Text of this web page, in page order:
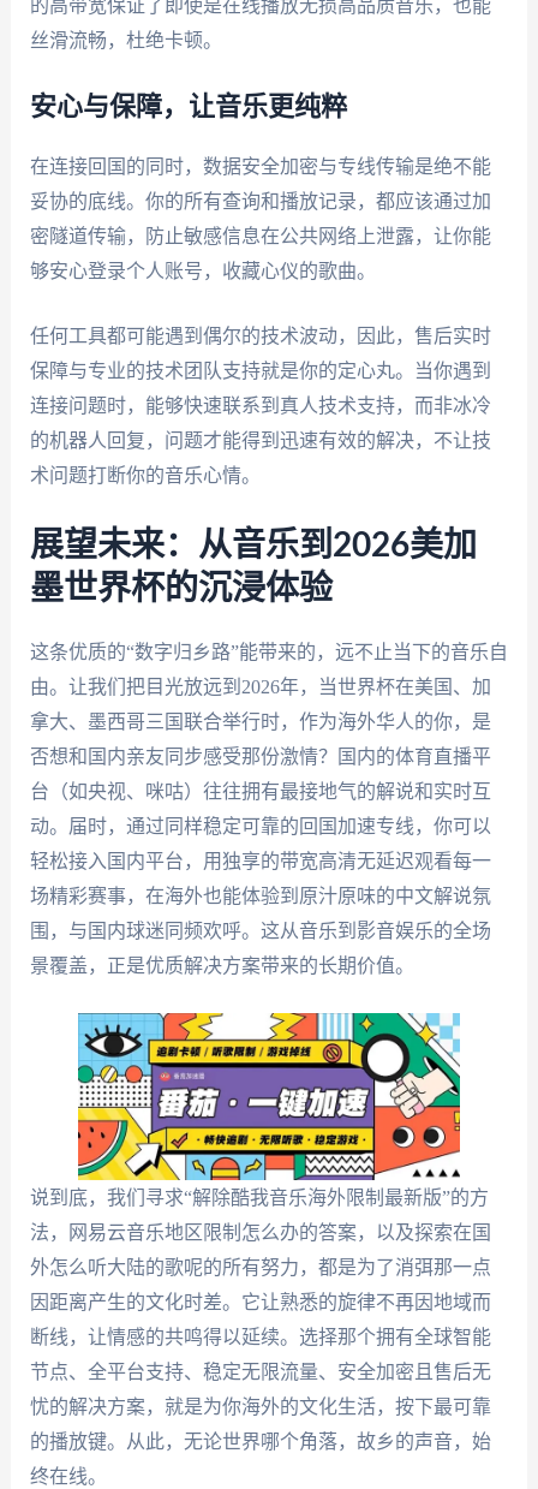
的高带宽保证了即使是在线播放无损高品质音乐，也能
丝滑流畅，杜绝卡顿。
安心与保障，让音乐更纯粹
在连接回国的同时，数据安全加密与专线传输是绝不能
妥协的底线。你的所有查询和播放记录，都应该通过加
密隧道传输，防止敏感信息在公共网络上泄露，让你能
够安心登录个人账号，收藏心仪的歌曲。
任何工具都可能遇到偶尔的技术波动，因此，售后实时
保障与专业的技术团队支持就是你的定心丸。当你遇到
连接问题时，能够快速联系到真人技术支持，而非冰冷
的机器人回复，问题才能得到迅速有效的解决，不让技
术问题打断你的音乐心情。
展望未来：从音乐到2026美加
墨世界杯的沉浸体验
这条优质的“数字归乡路”能带来的，远不止当下的音乐自
由。让我们把目光放远到2026年，当世界杯在美国、加
拿大、墨西哥三国联合举行时，作为海外华人的你，是
否想和国内亲友同步感受那份激情？国内的体育直播平
台（如央视、咪咕）往往拥有最接地气的解说和实时互
动。届时，通过同样稳定可靠的回国加速专线，你可以
轻松接入国内平台，用独享的带宽高清无延迟观看每一
场精彩赛事，在海外也能体验到原汁原味的中文解说氛
围，与国内球迷同频欢呼。这从音乐到影音娱乐的全场
景覆盖，正是优质解决方案带来的长期价值。
说到底，我们寻求“解除酷我音乐海外限制最新版”的方
法，网易云音乐地区限制怎么办的答案，以及探索在国
外怎么听大陆的歌呢的所有努力，都是为了消弭那一点
因距离产生的文化时差。它让熟悉的旋律不再因地域而
断线，让情感的共鸣得以延续。选择那个拥有全球智能
节点、全平台支持、稳定无限流量、安全加密且售后无
忧的解决方案，就是为你海外的文化生活，按下最可靠
的播放键。从此，无论世界哪个角落，故乡的声音，始
终在线。